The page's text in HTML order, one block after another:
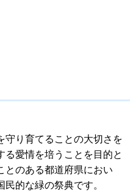
り育てることの大切さを
る愛情を培うことを目的と
とのある都道府県におい
的な緑の祭典です。